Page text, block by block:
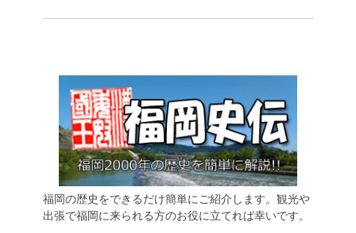
福岡の歴史をできるだけ簡単にご紹介します。観光や
出張で福岡に来られる方のお役に立てれば幸いです。